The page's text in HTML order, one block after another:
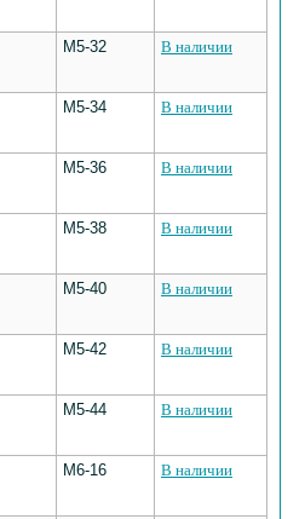
М5-32 В наличии
М5-34 В наличии
М5-36 В наличии
М5-38 В наличии
М5-40 В наличии
М5-42 В наличии
М5-44 В наличии
М6-16 В наличии